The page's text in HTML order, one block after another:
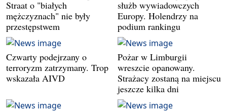
Straat o "białych
mężczyznach" nie były
przestępstwem
służb wywiadowczych
Europy. Holendrzy na
podium rankingu
Czwarty podejrzany o
terroryzm zatrzymany. Trop
wskazała AIVD
Pożar w Limburgii
wreszcie opanowany.
Strażacy zostaną na miejscu
jeszcze kilka dni